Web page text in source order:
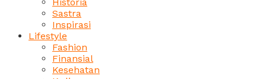
Sastra
Inspirasi
Lifestyle
Fashion
Finansial
Kesehatan